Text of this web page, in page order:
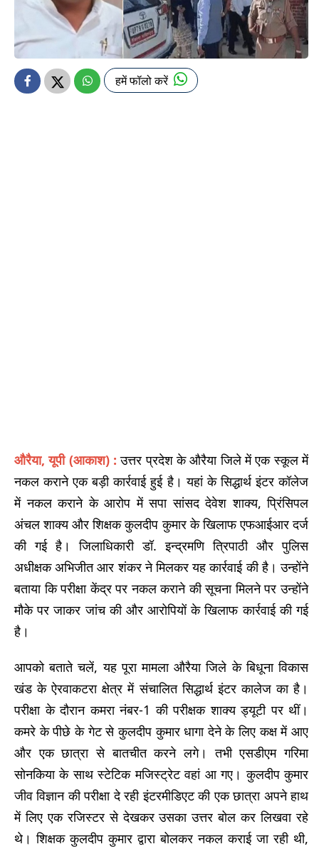
हमें फॉलो करें
औरैया, यूपी (आकाश) : उत्तर प्रदेश के औरैया जिले में एक स्कूल में
नकल कराने एक बड़ी कार्रवाई हुई है। यहां के सिद्धार्थ इंटर कॉलेज
में नकल कराने के आरोप में सपा सांसद देवेश शाक्य, प्रिंसिपल
अंचल शाक्य और शिक्षक कुलदीप कुमार के खिलाफ एफआईआर दर्ज
की गई है। जिलाधिकारी डॉ. इन्द्रमणि त्रिपाठी और पुलिस
अधीक्षक अभिजीत आर शंकर ने मिलकर यह कार्रवाई की है। उन्होंने
बताया कि परीक्षा केंद्र पर नकल कराने की सूचना मिलने पर उन्होंने
मौके पर जाकर जांच की और आरोपियों के खिलाफ कार्रवाई की गई
है।
आपको बताते चलें, यह पूरा मामला औरैया जिले के बिधूना विकास
खंड के ऐरवाकटरा क्षेत्र में संचालित सिद्धार्थ इंटर कालेज का है।
परीक्षा के दौरान कमरा नंबर-1 की परीक्षक शाक्य ड्यूटी पर थीं।
कमरे के पीछे के गेट से कुलदीप कुमार धागा देने के लिए कक्ष में आए
और एक छात्रा से बातचीत करने लगे। तभी एसडीएम गरिमा
सोनकिया के साथ स्टेटिक मजिस्ट्रेट वहां आ गए। कुलदीप कुमार
जीव विज्ञान की परीक्षा दे रही इंटरमीडिएट की एक छात्रा अपने हाथ
में लिए एक रजिस्टर से देखकर उसका उत्तर बोल कर लिखवा रहे
थे। शिक्षक कुलदीप कुमार द्वारा बोलकर नकल कराई जा रही थी,